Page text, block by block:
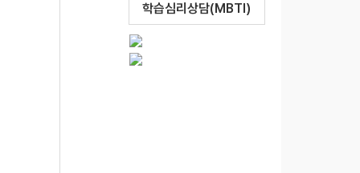
학습심리상담(MBTI)